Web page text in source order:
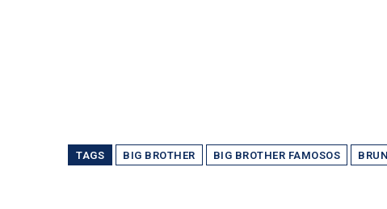
TAGS BIG BROTHER BIG BROTHER FAMOSOS